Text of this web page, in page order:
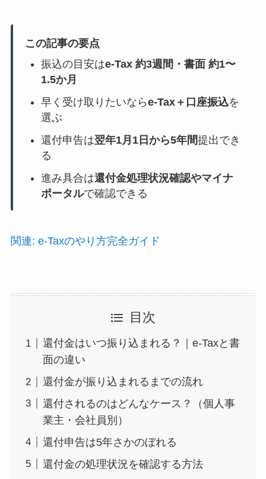
この記事の要点
振込の目安はe-Tax 約3週間・書面 約1〜
1.5か月
早く受け取りたいならe-Tax＋口座振込を
選ぶ
還付申告は翌年1月1日から5年間提出でき
る
進み具合は還付金処理状況確認やマイナ
ポータルで確認できる
関連: e-Taxのやり方完全ガイド
目次
還付金はいつ振り込まれる？｜e-Taxと書
面の違い
還付金が振り込まれるまでの流れ
還付されるのはどんなケース？（個人事
業主・会社員別）
還付申告は5年さかのぼれる
還付金の処理状況を確認する方法